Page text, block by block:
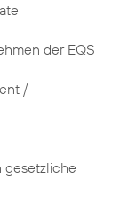
der EQS
/
gesetzliche